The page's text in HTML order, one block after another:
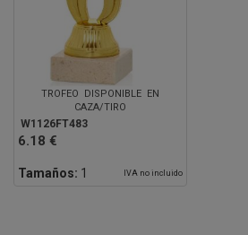
TROFEO DISPONIBLE EN
CAZA/TIRO
W1126FT483
6.18 €
Tamaños: 1 IVA no incluido